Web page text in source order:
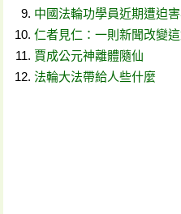
中國法輪功學員近期遭迫
仁者見仁：一則新聞改變
賈成公元神離體隨仙
法輪大法帶給人些什麼